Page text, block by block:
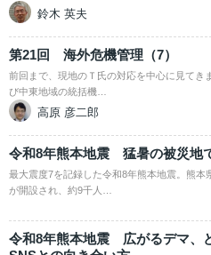
鈴木 英夫
第21回 海外危機管理（7）
前回まで、現地のＴ氏の対応を中心に見てき
び中東地域の統括機…
高原 彦二郎
令和8年熊本地震 猛暑の被災地
最大震度7を記録した令和8年熊本地震。熊本
が開設され、約9千人…
令和8年熊本地震 広がるデマ、